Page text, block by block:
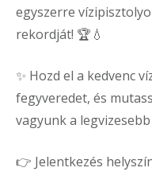
egyszerre
rekordját! 🏆💧
✨ Hozd el a kedvenc
fegyveredet, és
vagyunk a
👉 Jelentkezés